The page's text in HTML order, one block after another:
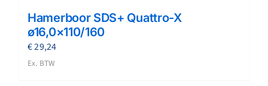
Hamerboor SDS+ Quattro-X
ø16,0×110/160
€29,24
Ex. BTW